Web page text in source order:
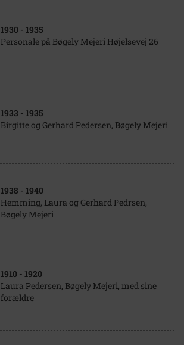
1930 - 1935
Personale på Bøgely Mejeri Højelsevej 26
1933 - 1935
Birgitte og Gerhard Pedersen, Bøgely Mejeri
1938 - 1940
Hemming, Laura og Gerhard Pedrsen,
Bøgely Mejeri
1910 - 1920
Laura Pedersen, Bøgely Mejeri, med sine
forældre